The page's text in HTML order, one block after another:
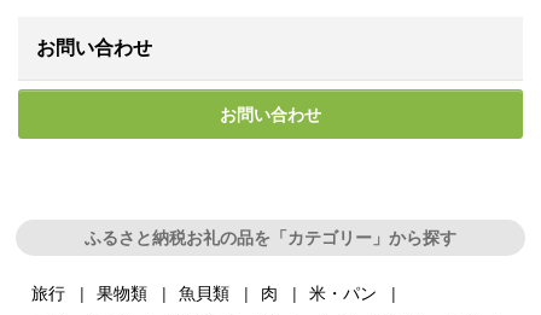
お問い合わせ
お問い合わせ
ふるさと納税お礼の品を「カテゴリー」から探す
旅行 果物類 魚貝類 肉
米・パン